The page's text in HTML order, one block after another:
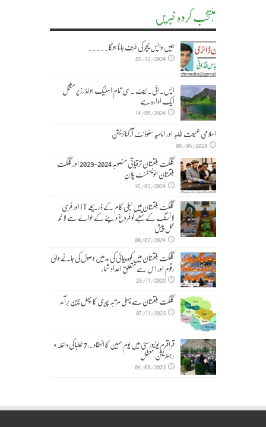
مُنتخب کردہ خبریں
ہمیں واپس نیچر کی طرف جانا ہوگا۔۔۔۔۔
09/12/2024
ایس۔ائی۔ایف ۔سی تمام اسٹیک ہولڈرز پر مشتمل
ایک ادارہ ہے
14/05/2024
اسلامی جمیعت طلبہ اور امامیہ سٹوڈنٹ آرگنائزیشن
06/05/2024
گلگت بلتستان ترقیاتی منصوبہ 2024-2029 اورگلگت
بلتستان انویسٹمنٹ پلان
16/03/2024
گلگت بلتستان میں ٹیلی کام کے ذریعے IT اور فری
لانسنگ کے شعبے کو فروغ دینے کے حوالے سے لائحہ
عمل پیش
08/02/2024
گلگت بلتستان میں کوہ پیمائی کی مد میں وصول کی جانے والی
رقوم اور اس سے متعلق اعداد شمار
25/11/2023
گلگت بلتستان سے پہلی مرتبہ چیری کا پھل چین برآمد
07/11/2023
قراقرم یونیورسٹی میں یوم حسین کا انعقاد۔,7 طلبا کی داخلہ و
رجسٹریشن معطل
04/09/2023